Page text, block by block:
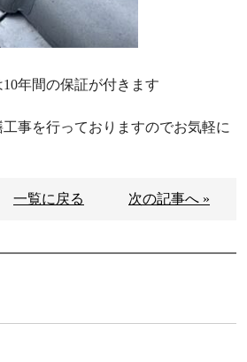
年間の保証が付きます
事を行っておりますのでお気軽に
一覧に戻る 次の記事へ »